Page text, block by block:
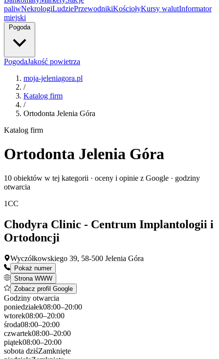
paliwNekrologiLudziePrzewodnikiKościołyKursy walutInformator
miejski
Pogoda
PogodaJakość powietrza
moja-jeleniagora.pl
/
Katalog firm
/
Ortodonta Jelenia Góra
Katalog firm
Ortodonta Jelenia Góra
10 obiektów w tej kategorii · oceny i opinie z Google · godziny
otwarcia
1CC
Chodyra Clinic - Centrum Implantologii i
Ortodoncji
Wyczółkowskiego 39, 58-500 Jelenia Góra
Pokaż numer
Strona WWW
Zobacz profil Google
Godziny otwarcia
poniedziałek08:00–20:00
wtorek08:00–20:00
środa08:00–20:00
czwartek08:00–20:00
piątek08:00–20:00
sobota dziśZamknięte